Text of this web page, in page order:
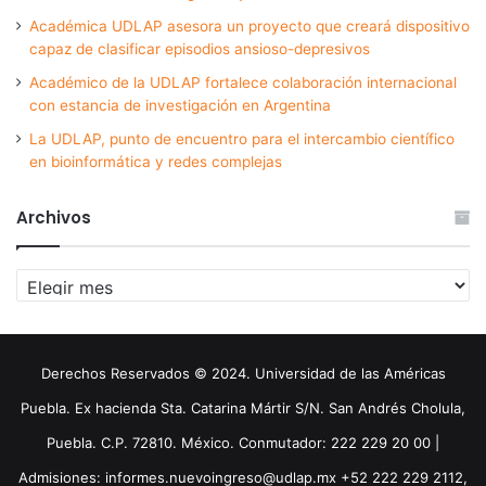
Académica UDLAP asesora un proyecto que creará dispositivo
capaz de clasificar episodios ansioso-depresivos
Académico de la UDLAP fortalece colaboración internacional
con estancia de investigación en Argentina
La UDLAP, punto de encuentro para el intercambio científico
en bioinformática y redes complejas
Archivos
Archivos
Derechos Reservados © 2024. Universidad de las Américas
Puebla. Ex hacienda Sta. Catarina Mártir S/N. San Andrés Cholula,
Puebla. C.P. 72810. México. Conmutador: 222 229 20 00 |
Admisiones: informes.nuevoingreso@udlap.mx +52 222 229 2112,